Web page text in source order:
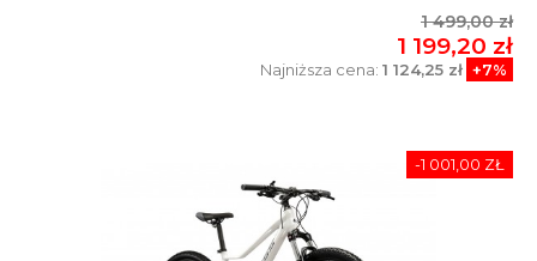
1 499,00 zł
1 199,20 zł
Najniższa cena: 1 124,25 zł +7%
-1 001,00 ZŁ